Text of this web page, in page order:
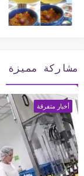
مشاركة مميزة
أخبار متفرقة